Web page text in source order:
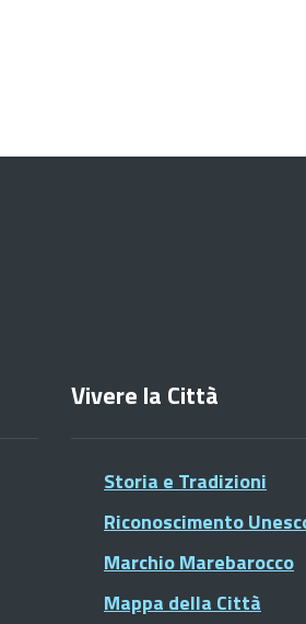
Vivere la Città
Storia e Tradizioni
Riconoscimento
Marchio Marebarocco
Mappa della Città